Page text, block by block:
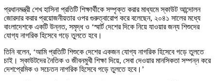
প্রধানমন্ত্রী শেখ হাসিনা প্রতিটি শিক্ষার্থীকে সম্পৃক্ত করার মাধ্যমে স্কাউট আন্দোলন
জোরদার করার প্রয়োজনীয়তার ওপর গুরুত্বারোপ করে বলেছেন, ২০৪১ সালের মধ্যে
বাংলাদেশকে একটি উন্নত, সমৃদ্ধ ও ‘স্মার্ট দেশের দিকে নিয়ে যাওয়ার জন্য শিশুদের
যোগ্য নাগরিক হিসেবে গড়ে তুলতে হবে।
তিনি বলেন, ‘আমি প্রতিটি শিশুকে দেশের একজন যোগ্য নাগরিক হিসেবে গড়ে তুলতে
চাই। স্কাউটদের নৈতিক ও জীবনমুখী শিক্ষা দিয়ে, সেবা দেওয়ার মানসিকতা সম্পন্ন করে
দেশপ্রেমিক ও সচেতন নাগরিক হিসেবে গড়ে তুলতে হবে।’